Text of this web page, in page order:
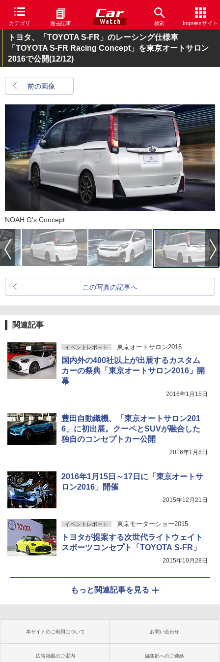
カテゴリ 過去記事 検索 Impressサイト
トヨタ、「TOYOTA S-FR」のレーシング仕様車
「TOYOTA S-FR Racing Concept」を東京オートサロン
2016で公開(12/12)
前の画像
NOAH G's Concept
この写真の記事へ
関連記事
イベントレポート 東京オートサロン2016
国内外の400社以上が出展するカスタム
カーの祭典「東京オートサロン2016」開
幕
2016年1月15日
豊田自動織機、「東京オートサロン201
6」に初出展。クーペとSUVが融合した
独自のコンセプトカー公開
2016年1月8日
2016年1月15日～17日に「東京オートサ
ロン2016」開催
2015年12月21日
イベントレポート 東京モーターショー2015
トヨタが提案する次世代ライトウェイト
スポーツコンセプト「TOYOTA S-FR」
2015年10月28日
もっと関連記事を見る
本サイトのご利用について お問い合わせ
広告掲載のご案内 編集部へのご連絡